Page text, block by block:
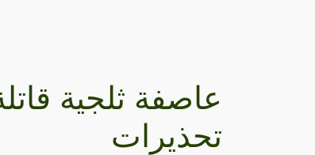
عاصفة ثلجية
تحذيرات